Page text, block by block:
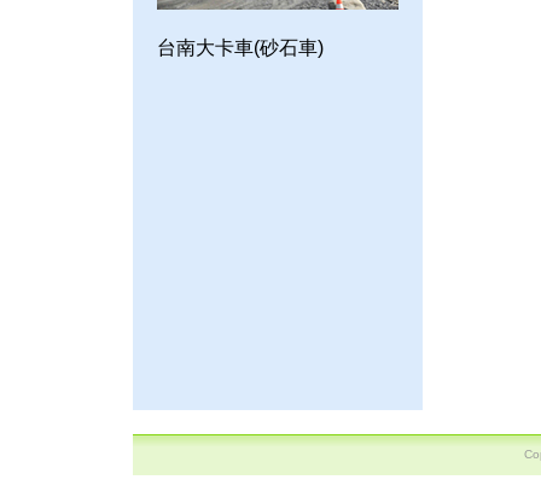
台南大卡車(砂石車)